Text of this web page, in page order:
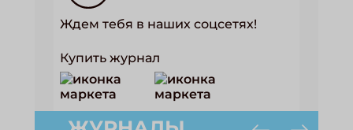
Ждем тебя в наших соцсетях!
Купить журнал